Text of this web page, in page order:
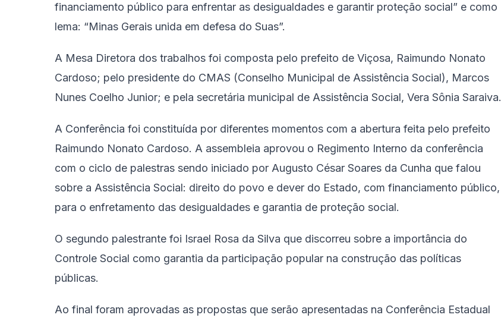
financiamento público para enfrentar as desigualdades e garantir proteção social” e como
lema: “Minas Gerais unida em defesa do Suas”.
A Mesa Diretora dos trabalhos foi composta pelo prefeito de Viçosa, Raimundo Nonato
Cardoso; pelo presidente do CMAS (Conselho Municipal de Assistência Social), Marcos
Nunes Coelho Junior; e pela secretária municipal de Assistência Social, Vera Sônia Saraiva.
A Conferência foi constituída por diferentes momentos com a abertura feita pelo prefeito
Raimundo Nonato Cardoso. A assembleia aprovou o Regimento Interno da conferência
com o ciclo de palestras sendo iniciado por Augusto César Soares da Cunha que falou
sobre a Assistência Social: direito do povo e dever do Estado, com financiamento público,
para o enfretamento das desigualdades e garantia de proteção social.
O segundo palestrante foi Israel Rosa da Silva que discorreu sobre a importância do
Controle Social como garantia da participação popular na construção das políticas
públicas.
Ao final foram aprovadas as propostas que serão apresentadas na Conferência Estadual